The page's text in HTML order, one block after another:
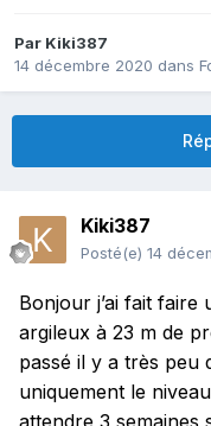
Par Kiki387
14 décembre 2020 dans
Kiki387
Posté(e) 14
Bonjour j’ai fait
argileux à 23 m de
passé il y a très peu
uniquement le